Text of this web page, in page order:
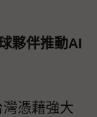
夥伴推動AI
憑藉強大